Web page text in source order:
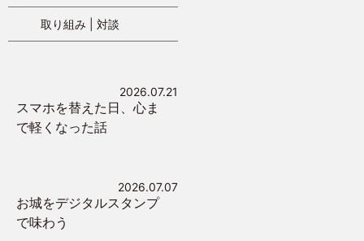
取り組み 対談
2026.07.21
スマホを替えた日、心ま
で軽くなった話
2026.07.07
お城をデジタルスタンプ
で味わう